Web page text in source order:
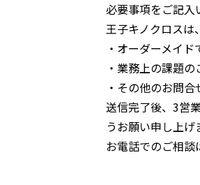
必要事項をご記入
王子キノクロスは
・オーダーメイ
・業務上の課題
・その他のお問
送信完了後、3︎営
うお願い申し上げ
お電話でのご相談